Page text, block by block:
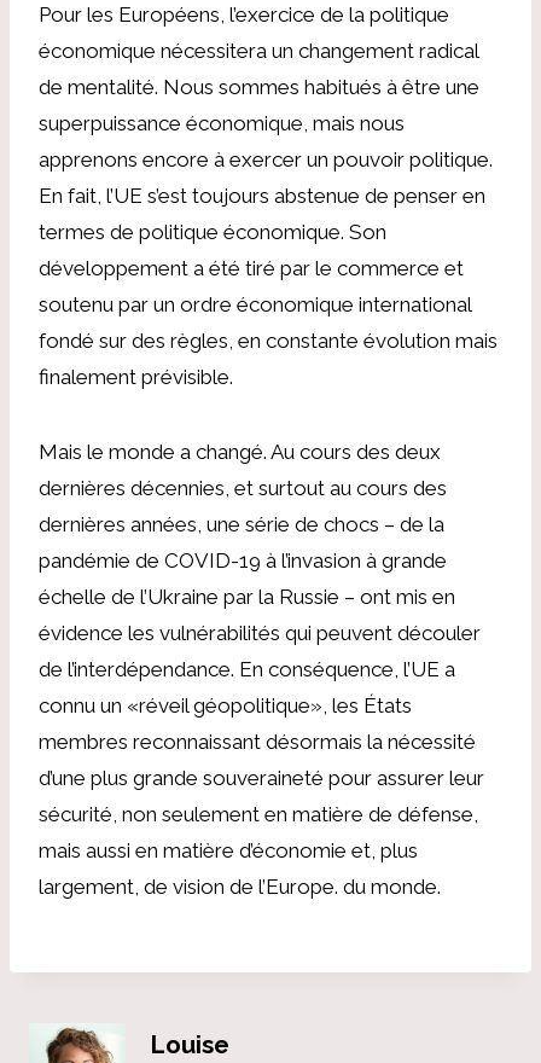
Pour les Européens, l’exercice de la politique
économique nécessitera un changement radical
de mentalité. Nous sommes habitués à être une
superpuissance économique, mais nous
apprenons encore à exercer un pouvoir politique.
En fait, l’UE s’est toujours abstenue de penser en
termes de politique économique. Son
développement a été tiré par le commerce et
soutenu par un ordre économique international
fondé sur des règles, en constante évolution mais
finalement prévisible.
Mais le monde a changé. Au cours des deux
dernières décennies, et surtout au cours des
dernières années, une série de chocs – de la
pandémie de COVID-19 à l’invasion à grande
échelle de l’Ukraine par la Russie – ont mis en
évidence les vulnérabilités qui peuvent découler
de l’interdépendance. En conséquence, l’UE a
connu un «réveil géopolitique», les États
membres reconnaissant désormais la nécessité
d’une plus grande souveraineté pour assurer leur
sécurité, non seulement en matière de défense,
mais aussi en matière d’économie et, plus
largement, de vision de l’Europe. du monde.
Louise